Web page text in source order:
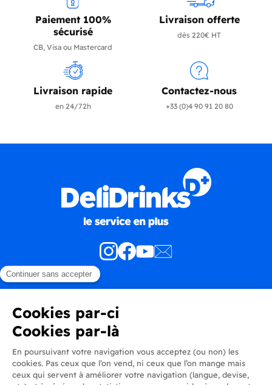
Paiement 100%
sécurisé
CB, Visa ou Mastercard
Livraison offerte
dès 220€ HT
Livraison rapide
en 24/72h
Contactez-nous
+33 (0)4 90 91 20 80
Produits
En savoir plus
Informations